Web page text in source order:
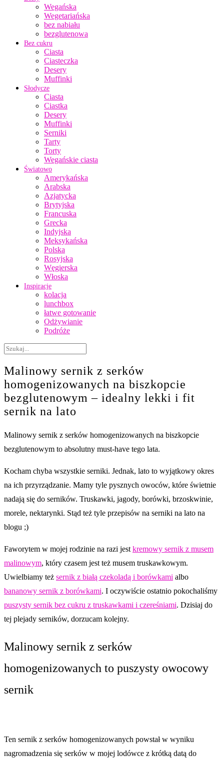
Wegańska
Wegetariańska
bez nabiału
bezglutenowa
Bez cukru
Ciasta
Ciasteczka
Desery
Muffinki
Słodycze
Ciasta
Ciastka
Desery
Muffinki
Serniki
Tarty
Torty
Wegańskie ciasta
Światowo
Amerykańska
Arabska
Azjatycka
Brytyjska
Francuska
Grecka
Indyjska
Meksykańska
Polska
Rosyjska
Węgierska
Włoska
Inspiracje
kolacja
lunchbox
łatwe gotowanie
Odżywianie
Podróże
Malinowy sernik z serków
homogenizowanych na biszkopcie
bezglutenowym – idealny lekki i fit
sernik na lato
Malinowy sernik z serków homogenizowanych na biszkopcie
bezglutenowym to absolutny must-have tego lata.
Kocham chyba wszystkie serniki. Jednak, lato to wyjątkowy okres
na ich przyrządzanie. Mamy tyle pysznych owoców, które świetnie
nadają się do serników. Truskawki, jagody, borówki, brzoskwinie,
morele, nektarynki. Stąd też tyle przepisów na serniki na lato na
blogu ;)
Faworytem w mojej rodzinie na razi jest kremowy sernik z musem
malinowym, który czasem jest też musem truskawkowym.
Uwielbiamy też sernik z białą czekoladą i borówkami albo
bananowy sernik z borówkami. I oczywiście ostatnio pokochaliśmy
puszysty sernik bez cukru z truskawkami i czereśniami. Dzisiaj do
tej plejady serników, dorzucam kolejny.
Malinowy sernik z serków
homogenizowanych to puszysty owocowy
sernik
Ten sernik z serków homogenizowanych powstał w wyniku
nagromadzenia się serków w mojej lodówce z krótką datą do